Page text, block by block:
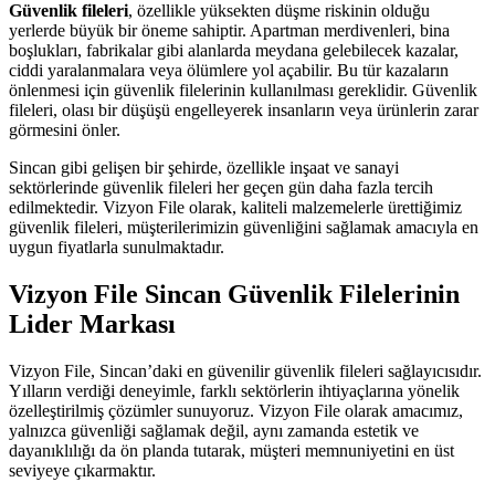
Güvenlik fileleri, özellikle yüksekten düşme riskinin olduğu
yerlerde büyük bir öneme sahiptir. Apartman merdivenleri, bina
boşlukları, fabrikalar gibi alanlarda meydana gelebilecek kazalar,
ciddi yaralanmalara veya ölümlere yol açabilir. Bu tür kazaların
önlenmesi için güvenlik filelerinin kullanılması gereklidir. Güvenlik
fileleri, olası bir düşüşü engelleyerek insanların veya ürünlerin zarar
görmesini önler.
Sincan gibi gelişen bir şehirde, özellikle inşaat ve sanayi
sektörlerinde güvenlik fileleri her geçen gün daha fazla tercih
edilmektedir. Vizyon File olarak, kaliteli malzemelerle ürettiğimiz
güvenlik fileleri, müşterilerimizin güvenliğini sağlamak amacıyla en
uygun fiyatlarla sunulmaktadır.
Vizyon File Sincan Güvenlik Filelerinin
Lider Markası
Vizyon File, Sincan’daki en güvenilir güvenlik fileleri sağlayıcısıdır.
Yılların verdiği deneyimle, farklı sektörlerin ihtiyaçlarına yönelik
özelleştirilmiş çözümler sunuyoruz. Vizyon File olarak amacımız,
yalnızca güvenliği sağlamak değil, aynı zamanda estetik ve
dayanıklılığı da ön planda tutarak, müşteri memnuniyetini en üst
seviyeye çıkarmaktır.